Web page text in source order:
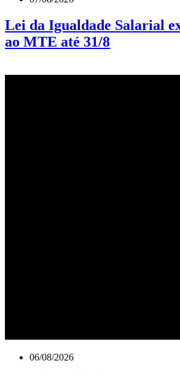
Lei da Igualdade Salarial
ao MTE até 31/8
06/08/2026